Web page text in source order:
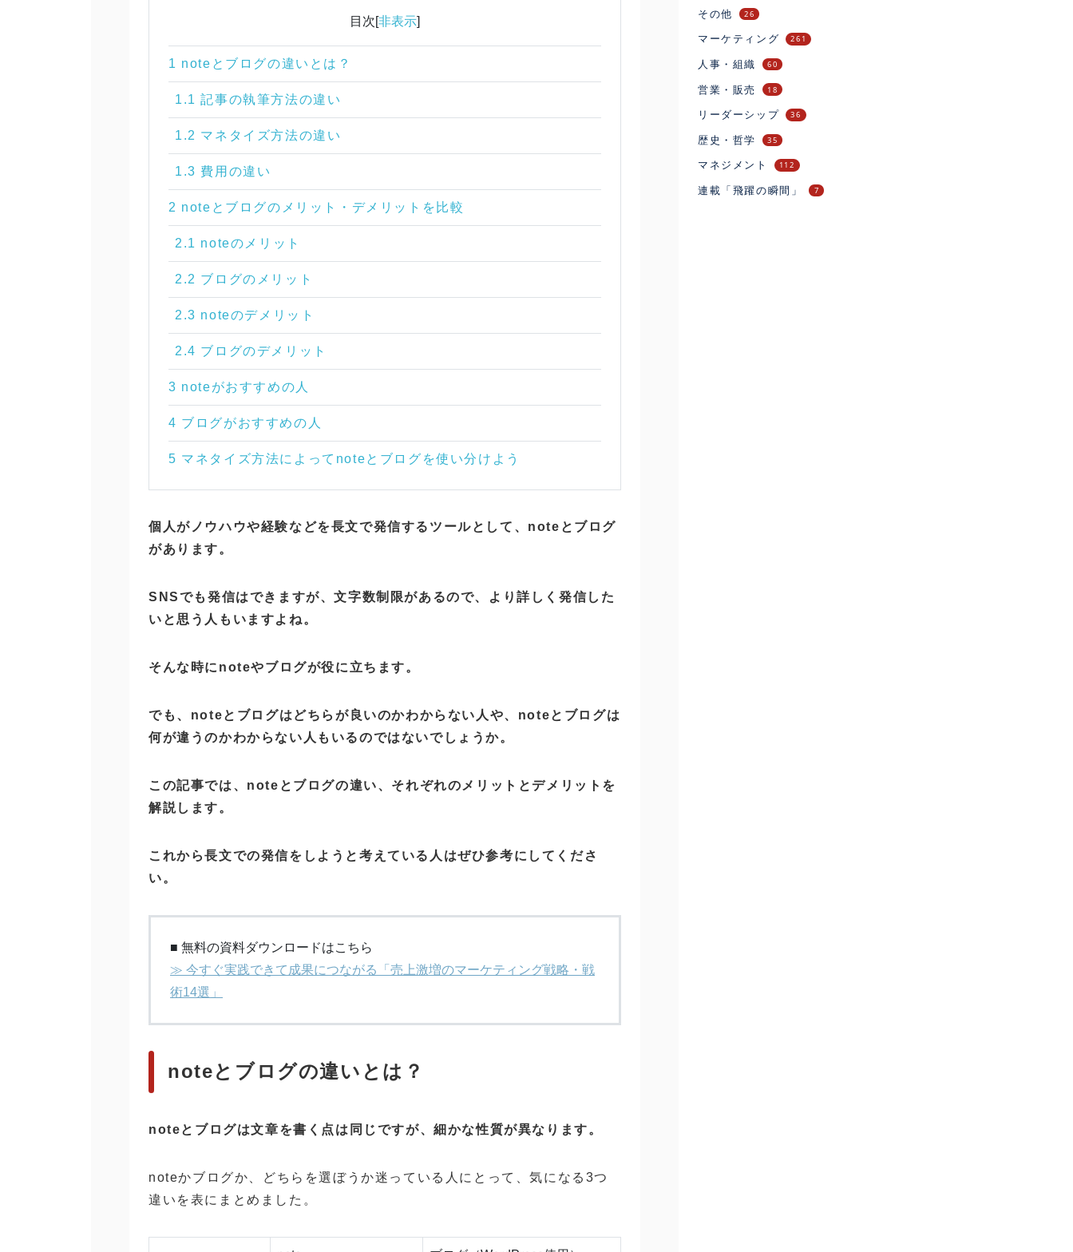
目次[非表示]
1 noteとブログの違いとは？
1.1 記事の執筆方法の違い
1.2 マネタイズ方法の違い
1.3 費用の違い
2 noteとブログのメリット・デメリットを比較
2.1 noteのメリット
2.2 ブログのメリット
2.3 noteのデメリット
2.4 ブログのデメリット
3 noteがおすすめの人
4 ブログがおすすめの人
5 マネタイズ方法によってnoteとブログを使い分けよう
個人がノウハウや経験などを長文で発信するツールとして、noteとブログ
があります。
SNSでも発信はできますが、文字数制限があるので、より詳しく発信した
いと思う人もいますよね。
そんな時にnoteやブログが役に立ちます。
でも、noteとブログはどちらが良いのかわからない人や、noteとブログは
何が違うのかわからない人もいるのではないでしょうか。
この記事では、noteとブログの違い、それぞれのメリットとデメリットを
解説します。
これから長文での発信をしようと考えている人はぜひ参考にしてくださ
い。
■ 無料の資料ダウンロードはこちら
≫ 今すぐ実践できて成果につながる「売上激増のマーケティング戦略・戦
術14選」
noteとブログの違いとは？
noteとブログは文章を書く点は同じですが、細かな性質が異なります。
noteかブログか、どちらを選ぼうか迷っている人にとって、気になる3つ
違いを表にまとめました。
その他 26
マーケティング 261
人事・組織 60
営業・販売 18
リーダーシップ 36
歴史・哲学 35
マネジメント 112
連載「飛躍の瞬間」 7